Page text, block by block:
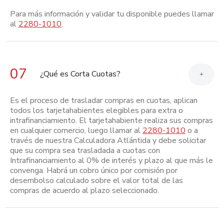
Para más información y validar tu disponible puedes llamar
al 2280-1010.
07 ¿Qué es Corta Cuotas? +
Es el proceso de trasladar compras en cuotas, aplican
todos los tarjetahabientes elegibles para extra o
intrafinanciamiento. El tarjetahabiente realiza sus compras
en cualquier comercio, luego llamar al 2280-1010 o a
través de nuestra Calculadora Atlántida y debe solicitar
que su compra sea trasladada a cuotas con
Intrafinanciamiento al 0% de interés y plazo al que más le
convenga. Habrá un cobro único por comisión por
desembolso calculado sobre el valor total de las
compras de acuerdo al plazo seleccionado.